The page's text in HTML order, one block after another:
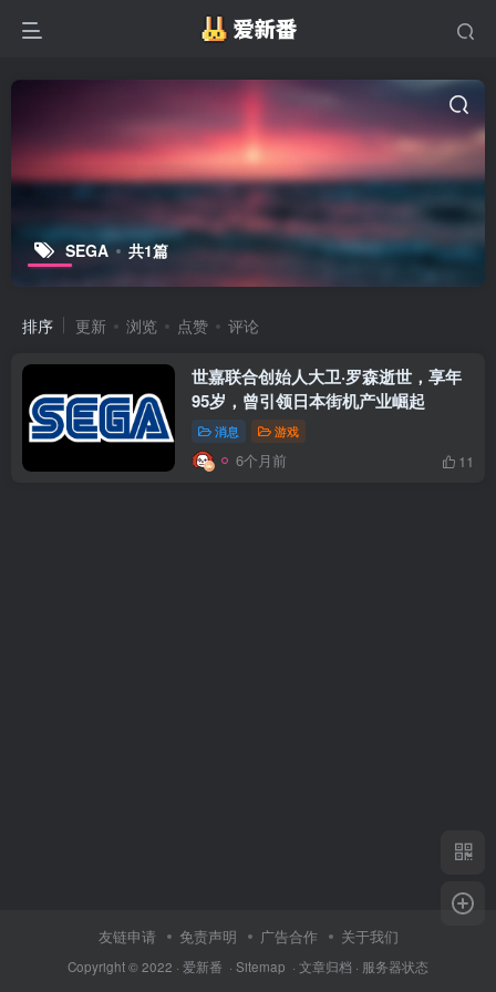
SEGA 共1篇
排序 更新 浏览 点赞 评论
世嘉联合创始人大卫·罗森逝世，享年
95岁，曾引领日本街机产业崛起​
消息 游戏
6个月前 11
友链申请 免责声明 广告合作 关于我们
Copyright © 2022 · 爱新番 · Sitemap · 文章归档 · 服务器状态